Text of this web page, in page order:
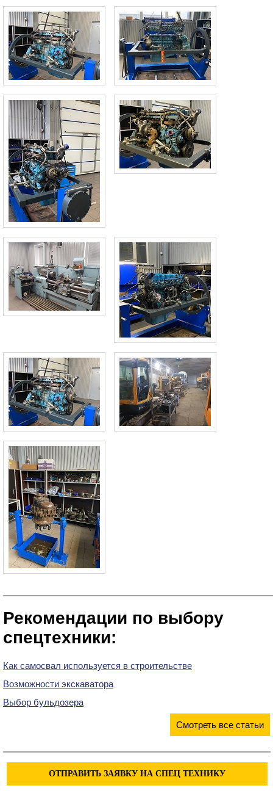
Рекомендации по выбору
спецтехники:
Как самосвал используется в строительстве
Возможности экскаватора
Выбор бульдозера
Смотреть все статьи
ОТПРАВИТЬ ЗАЯВКУ НА СПЕЦ ТЕХНИКУ